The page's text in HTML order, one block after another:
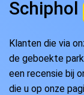
Schiphol
Klanten die via
de geboekte
een recensie bij
die u op onze